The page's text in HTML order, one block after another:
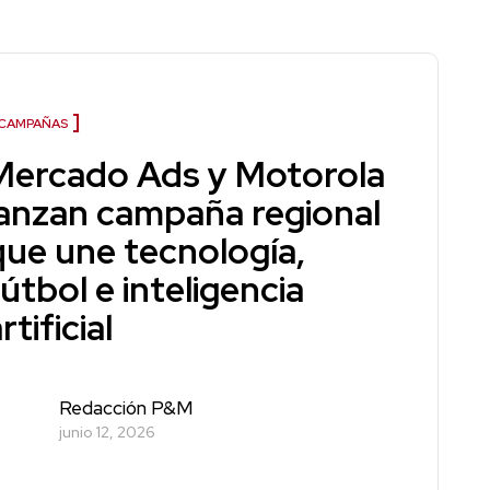
Ads y Motorola
campaña regional
une tecnología,
e inteligencia
Redacción P&M
junio 12, 2026